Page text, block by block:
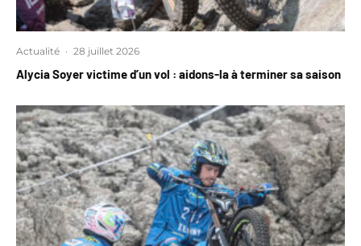
Actualité · 28 juillet 2026
Alycia Soyer victime d’un vol : aidons-la à terminer sa saison